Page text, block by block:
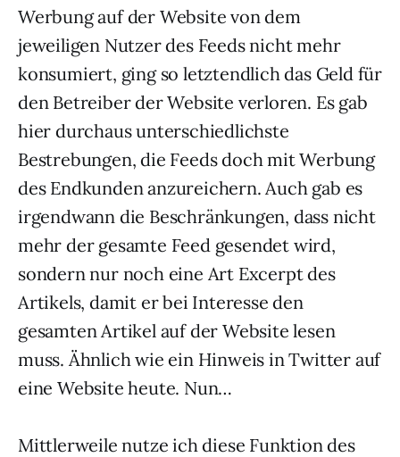
Werbung auf der Website von dem
jeweiligen Nutzer des Feeds nicht mehr
konsumiert, ging so letztendlich das Geld für
den Betreiber der Website verloren. Es gab
hier durchaus unterschiedlichste
Bestrebungen, die Feeds doch mit Werbung
des Endkunden anzureichern. Auch gab es
irgendwann die Beschränkungen, dass nicht
mehr der gesamte Feed gesendet wird,
sondern nur noch eine Art Excerpt des
Artikels, damit er bei Interesse den
gesamten Artikel auf der Website lesen
muss. Ähnlich wie ein Hinweis in Twitter auf
eine Website heute. Nun…
Mittlerweile nutze ich diese Funktion des